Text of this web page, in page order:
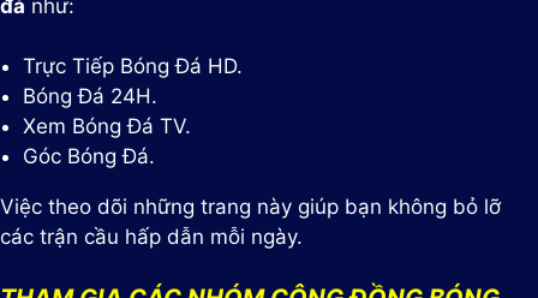
đá như:
Trực Tiếp Bóng Đá HD.
Bóng Đá 24H.
Xem Bóng Đá TV.
Góc Bóng Đá.
Việc theo dõi những trang này giúp bạn không bỏ lỡ
các trận cầu hấp dẫn mỗi ngày.